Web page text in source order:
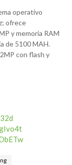
operativo
ofrece
y memoria RAM
de 5100 MAH.
con flash y